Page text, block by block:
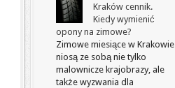
Kraków cennik.
Kiedy wymienić
opony na zimowe?
Zimowe miesiące w Krakowie
niosą ze sobą nie tylko
malownicze krajobrazy, ale
także wyzwania dla